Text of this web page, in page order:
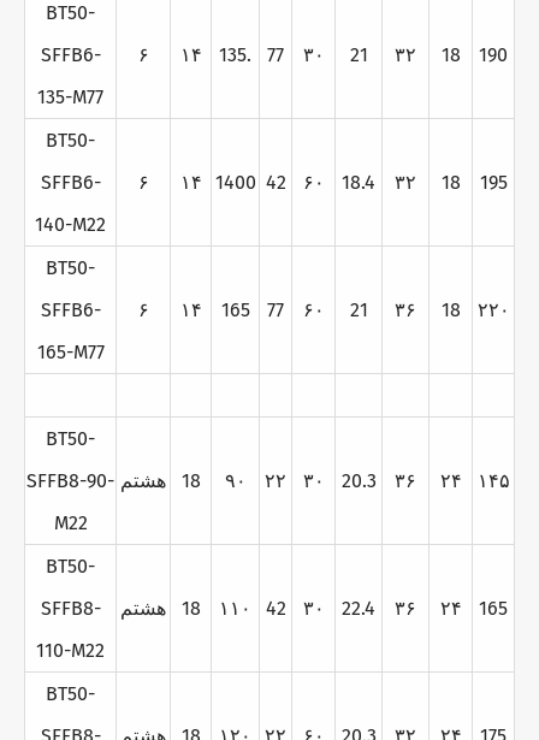
BT50-
SFFB6-
135-M77
۶ ۱۴ 135. 77 ۳۰ 21 ۳۲ 18 190
BT50-
SFFB6-
140-M22
۶ ۱۴ 1400 42 ۶۰ 18.4 ۳۲ 18 195
BT50-
SFFB6-
165-M77
۶ ۱۴ 165 77 ۶۰ 21 ۳۶ 18 ۲۲۰
BT50-
SFFB8-90-
M22
هشتم 18 ۹۰ ۲۲ ۳۰ 20.3 ۳۶ ۲۴ ۱۴۵
BT50-
SFFB8-
110-M22
هشتم 18 ۱۱۰ 42 ۳۰ 22.4 ۳۶ ۲۴ 165
BT50-